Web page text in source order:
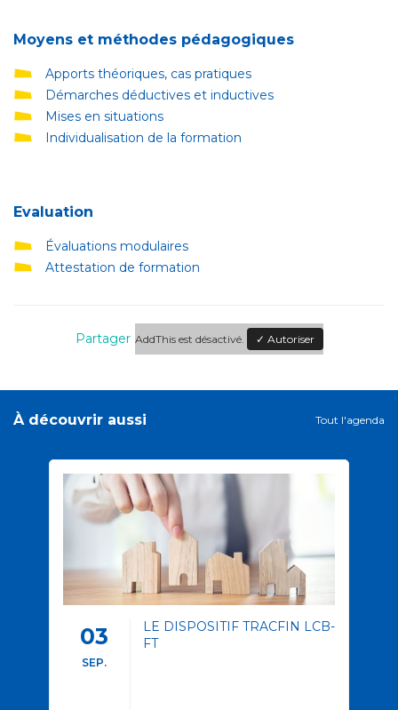
Moyens et méthodes pédagogiques
Apports théoriques, cas pratiques
Démarches déductives et inductives
Mises en situations
Individualisation de la formation
Evaluation
Évaluations modulaires
Attestation de formation
Partager AddThis est désactivé. ✓ Autoriser
À découvrir aussi Tout l'agenda
03
SEP.
LE DISPOSITIF TRACFIN LCB-
FT